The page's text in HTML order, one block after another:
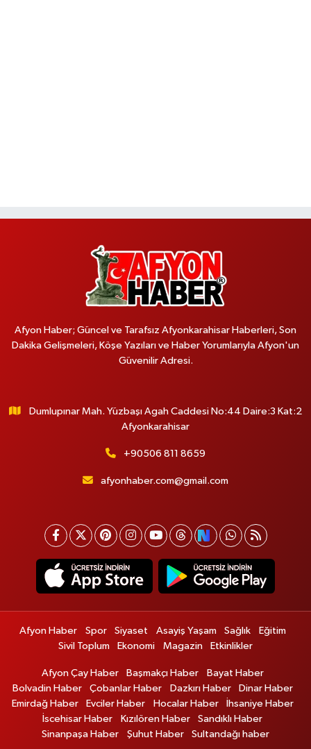
Afyon Haber; Güncel ve Tarafsız Afyonkarahisar Haberleri, Son
Dakika Gelişmeleri, Köşe Yazıları ve Haber Yorumlarıyla Afyon'un
Güvenilir Adresi.
Dumlupınar Mah. Yüzbaşı Agah Caddesi No:44 Daire:3 Kat:2
Afyonkarahisar
+90506 811 8659
afyonhaber.com@gmail.com
Afyon Haber Spor Siyaset Asayiş Yaşam Sağlık
Eğitim
Sivil Toplum
Ekonomi Magazin Etkinlikler
Afyon Çay Haber Başmakçı Haber
Bayat Haber
Bolvadin Haber
Çobanlar Haber Dazkırı Haber
Dinar Haber
Emirdağ Haber
Evciler Haber Hocalar Haber
İhsaniye Haber
İscehisar Haber
Kızılören Haber
Sandıklı Haber
Sinanpaşa Haber
Şuhut Haber Sultandağı haber